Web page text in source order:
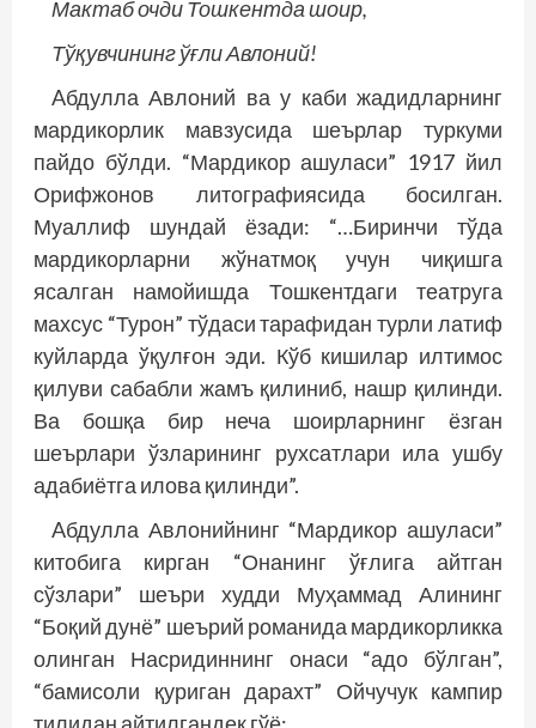
Мактаб очди Тошкентда шоир,
Тўқувчининг ўғли Авлоний!
Aбдулла Авлоний ва у каби жадидларнинг
мардикорлик мавзусида шеърлар туркуми
пайдо бўлди. “Мардикор ашуласи” 1917 йил
Орифжонов литографиясида босилган.
Муаллиф шундай ёзади: “…Биринчи тўда
мардикорларни жўнатмоқ учун чиқишга
ясалган намойишда Тошкентдаги театруга
махсус “Турон” тўдаси тарафидан турли латиф
куйларда ўқулғон эди. Кўб кишилар илтимос
қилуви сабабли жамъ қилиниб, нашр қилинди.
Ва бошқа бир неча шоирларнинг ёзган
шеърлари ўзларининг рухсатлари ила ушбу
адабиётга илова қилинди”.
Aбдулла Авлонийнинг “Мардикор ашуласи”
китобига кирган “Онанинг ўғлига айтган
сўзлари” шеъри худди Муҳаммад Алининг
“Боқий дунё” шеърий романида мардикорликка
олинган Насридиннинг онаси “адо бўлган”,
“бамисоли қуриган дарахт” Ойчучук кампир